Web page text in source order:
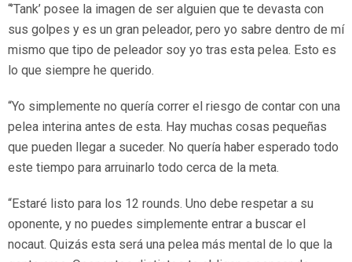
“’Tank’ posee la imagen de ser alguien que te devasta con
sus golpes y es un gran peleador, pero yo sabre dentro de mí
mismo que tipo de peleador soy yo tras esta pelea. Esto es
lo que siempre he querido.
“Yo simplemente no quería correr el riesgo de contar con una
pelea interina antes de esta. Hay muchas cosas pequeñas
que pueden llegar a suceder. No quería haber esperado todo
este tiempo para arruinarlo todo cerca de la meta.
“Estaré listo para los 12 rounds. Uno debe respetar a su
oponente, y no puedes simplemente entrar a buscar el
nocaut. Quizás esta será una pelea más mental de lo que la